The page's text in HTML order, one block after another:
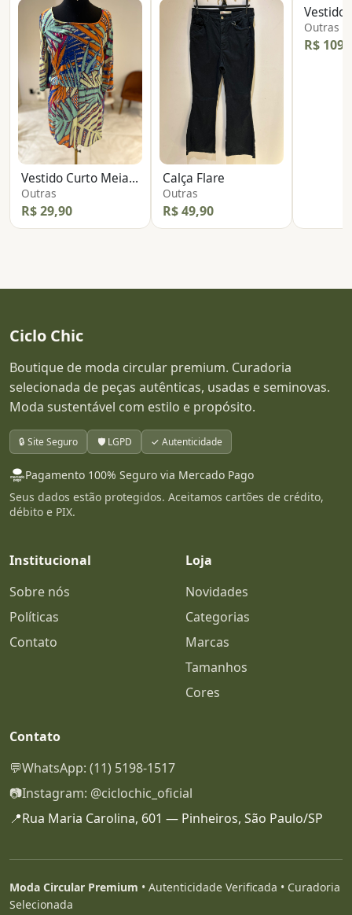
Vestido Curto Meia Manga
Outras
R$ 29,90
Calça Flare
Outras
R$ 49,90
Outras
R$
Ciclo Chic
Boutique de moda circular premium. Curadoria
selecionada de peças autênticas, usadas e seminovas.
Moda sustentável com estilo e propósito.
🔒 Site Seguro 🛡️ LGPD ✓ Autenticidade
Pagamento 100% Seguro via Mercado Pago
Seus dados estão protegidos. Aceitamos cartões de crédito,
débito e PIX.
Institucional
Sobre nós
Políticas
Contato
Loja
Novidades
Categorias
Marcas
Tamanhos
Cores
Contato
💬WhatsApp: (11) 5198-1517
📷Instagram: @ciclochic_oficial
📍Rua Maria Carolina, 601 — Pinheiros, São Paulo/SP
Moda Circular Premium • Autenticidade Verificada • Curadoria
Selecionada